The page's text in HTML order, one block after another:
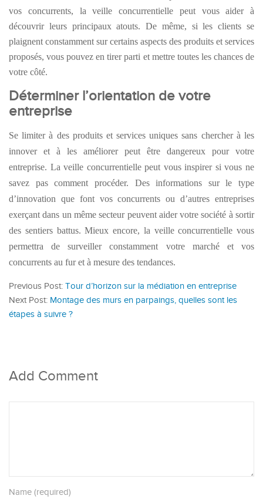
vos concurrents, la veille concurrentielle peut vous aider à
découvrir leurs principaux atouts. De même, si les clients se
plaignent constamment sur certains aspects des produits et services
proposés, vous pouvez en tirer parti et mettre toutes les chances de
votre côté.
Déterminer l’orientation de votre
entreprise
Se limiter à des produits et services uniques sans chercher à les
innover et à les améliorerpeut être dangereux pour votre
entreprise. La veille concurrentielle peut vous inspirer si vous ne
savez pas comment procéder. Des informations sur le type
d’innovation que font vos concurrents ou d’autres entreprises
exerçant dans un même secteur peuvent aider votresociété à sortir
des sentiers battus. Mieux encore, la veille concurrentielle vous
permettra de surveiller constamment votre marché et vos
concurrents au fur et à mesure des tendances.
Previous Post: Tour d’horizon sur la médiation en entreprise
Next Post: Montage des murs en parpaings, quelles sont les
étapes à suivre ?
Add Comment
Name (required)